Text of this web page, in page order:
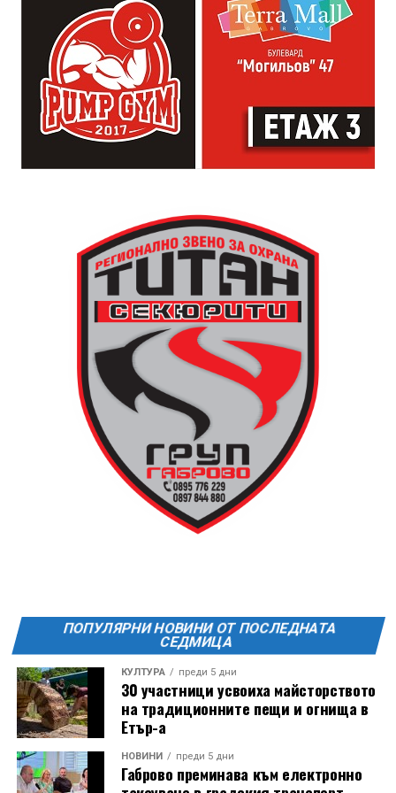
именно тя прави едно населено място град“,
коментира Симеонов.
Сто и пет години след построяването на първата
часовникова кула, механизмът ѝ е заменен с нов,
дело на двама тревненски майстори – Генчо Колев и
Христо Василев, през 1883 година. Той работи до
1945 година, когато самата кула е съборена. Нейното
жители, съхранено и предадено по-късно на
дряновския музей.
Години след разрушаването на кулата се заражда
инициатива за нейното възстановяване, обединила
ПОПУЛЯРНИ НОВИНИ ОТ ПОСЛЕДНАТА
СЕДМИЦА
КУЛТУРА преди 5 дни
30 участници усвоиха майсторството
на традиционните пещи и огнища в
Етър-а
НОВИНИ преди 5 дни
Габрово преминава към електронно